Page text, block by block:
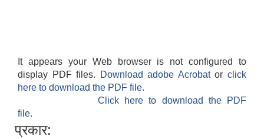
It appears your Web browser is not configured to
display PDF files.
Download adobe Acrobatorclick
here to download the PDF file.
Click here to download the PDF
file.
प्रकार: